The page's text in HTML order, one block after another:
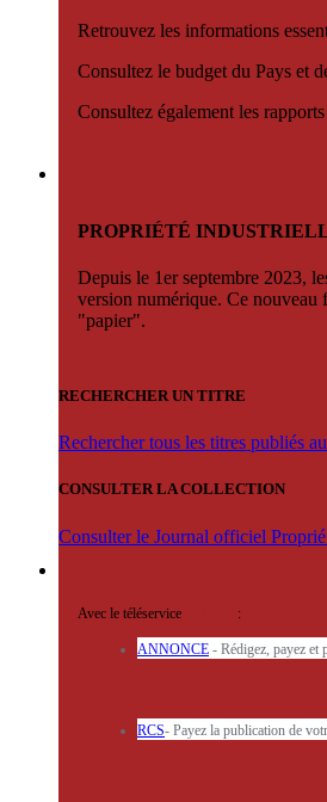
Retrouvez les informations
Consultez le budget du Pays et
Consultez également les
PROPRIÉTÉ
Depuis le 1er septembre 2023,
version numérique. Ce nouveau
"papier".
RECHERCHER UN TITRE
Rechercher tous les titres publiés
CONSULTER LA COLLECTION
Consulter le Journal officiel
Avec le téléservice :
ANNONCE - Rédigez, payez
RCS- Payez la publication de